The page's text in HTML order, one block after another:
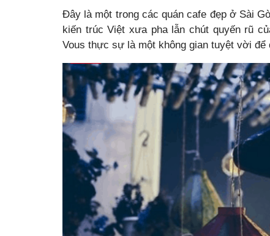
Đây là một trong các quán cafe đẹp ở Sài
kiến trúc Việt xưa pha lẫn chút quyến rũ
Vous thực sự là một không gian tuyệt vời